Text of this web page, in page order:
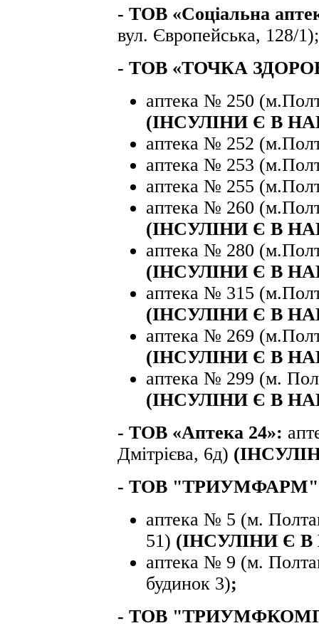
- ТОВ «Соціальна
вул. Європейська, 128/1);
- ТОВ «ТОЧКА
аптека № 250
(ІНСУЛІНИ Є В
аптека № 252
аптека № 253
аптека № 255
аптека № 260
(ІНСУЛІНИ Є В
аптека № 280
(ІНСУЛІНИ Є В
аптека № 315
(ІНСУЛІНИ Є В
аптека № 269
(ІНСУЛІНИ Є В
аптека № 299 (м.
(ІНСУЛІНИ Є В
- ТОВ «Аптека 24»:
Дмітрієва, 6д)
- ТОВ
аптека № 5 (м.
51) (ІНСУЛІНИ Є
аптека № 9 (м.
будинок 3);
- ТОВ